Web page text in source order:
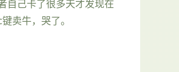
自己卡了很多天才发现在
卖牛，哭了。